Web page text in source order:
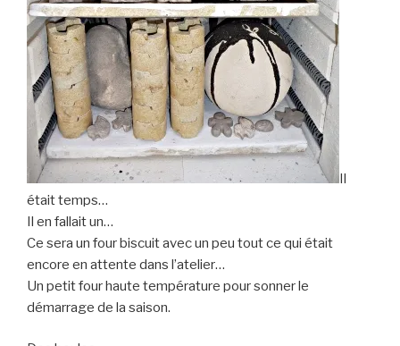
Il
était temps…
Il en fallait un…
Ce sera un four biscuit avec un peu tout ce qui était
encore en attente dans l’atelier…
Un petit four haute température pour sonner le
démarrage de la saison.